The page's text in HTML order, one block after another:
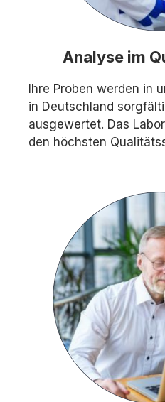
Analyse im
Ihre Proben werden in
in Deutschland
ausgewertet. Das
den höchsten